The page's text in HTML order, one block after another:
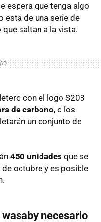
espera que tenga algo
está de una serie de
saltan a la vista.
con el logo S208
de carbono, o los
un conjunto de
450 unidades que se
octubre y es posible
wasaby necesario